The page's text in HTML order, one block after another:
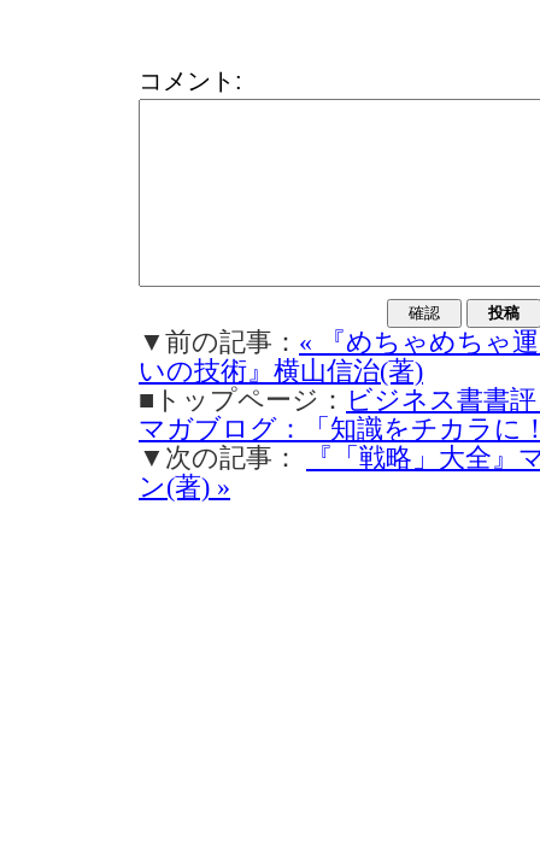
コメント:
▼前の記事： « 『めちゃめちゃ
いの技術』横山信治(著)
■トップページ： ビジネス書書
マガブログ：「知識をチカラに
▼次の記事：
『「戦略」大全』
ン(著) »